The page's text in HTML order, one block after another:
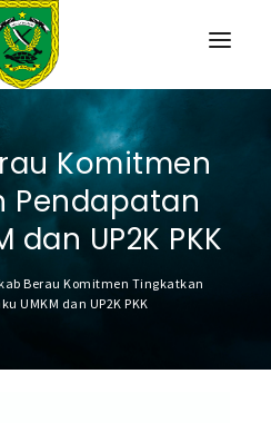
Komitmen
Pendapatan
dan UP2K PKK
Berau Komitmen Tingkatkan
UMKM dan UP2K PKK